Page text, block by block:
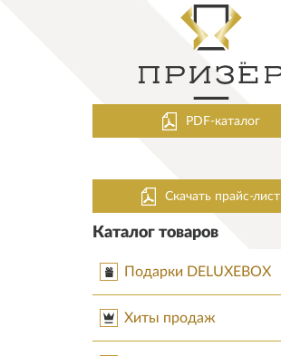
PDF-каталог
Скачать прайс-лист
Каталог товаров
Подарки DELUXEBOX
Хиты продаж